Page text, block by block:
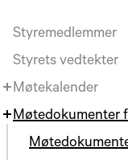
Styremedlemmer
Styrets vedtekter
Møtekalender
Møtedokumenter